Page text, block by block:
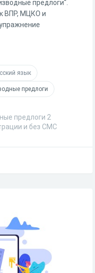
предлоги".
ВПР, МЦКО и
язык
предлоги
предлоги 2
и без СМС